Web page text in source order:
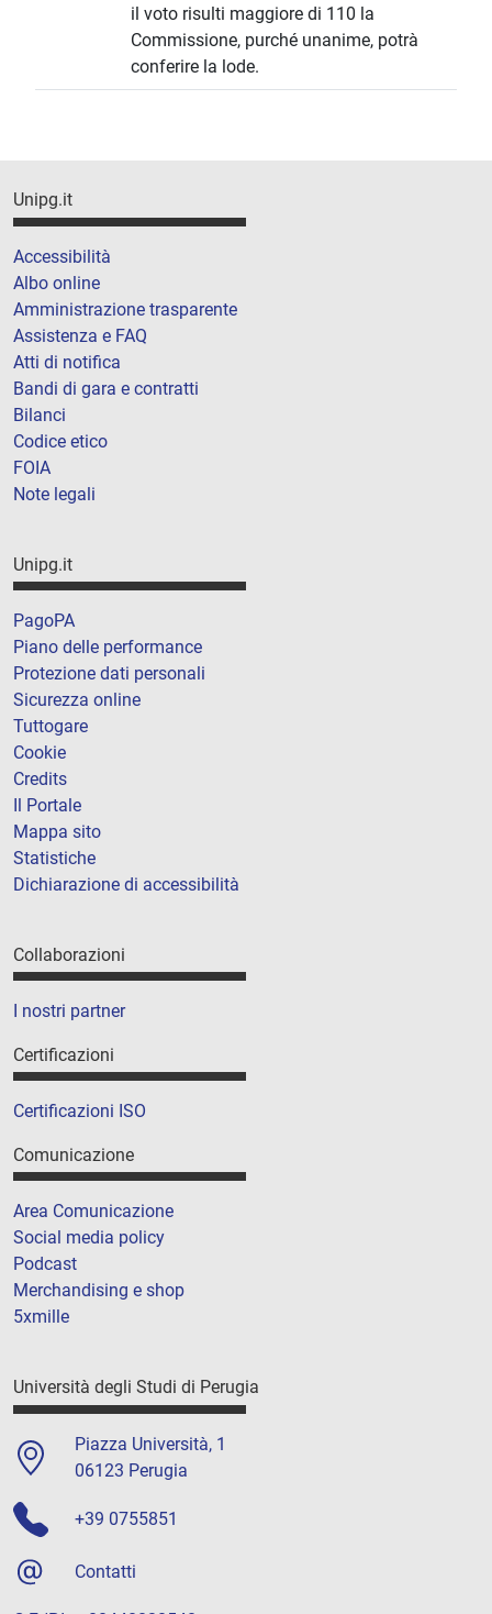
il voto risulti maggiore di 110 la
Commissione, purché unanime, potrà
conferire la lode.
Unipg.it
Accessibilità
Albo online
Amministrazione trasparente
Assistenza e FAQ
Atti di notifica
Bandi di gara e contratti
Bilanci
Codice etico
FOIA
Note legali
Unipg.it
PagoPA
Piano delle performance
Protezione dati personali
Sicurezza online
Tuttogare
Cookie
Credits
Il Portale
Mappa sito
Statistiche
Dichiarazione di accessibilità
Collaborazioni
I nostri partner
Certificazioni
Certificazioni ISO
Comunicazione
Area Comunicazione
Social media policy
Podcast
Merchandising e shop
5xmille
Università degli Studi di Perugia
Piazza Università, 1
06123 Perugia
+39 0755851
Contatti